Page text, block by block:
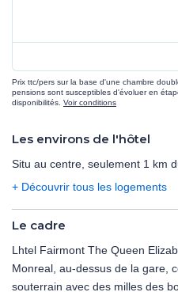
Prix ttc/pers sur la base d'une chambre
pensions sont susceptibles d'évoluer en
disponibilités. Voir conditions
Les environs de l'hôtel
Situ au centre, seulement 1 km
+ Découvrir tous les logements
Le cadre
Lhtel Fairmont The Queen
Monreal, au-dessus de la gare,
souterrain avec des milles des